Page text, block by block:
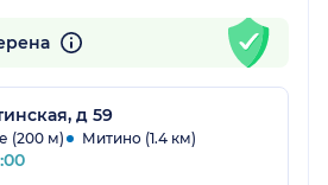
д 59
(200 м) Митино (1.4 км)